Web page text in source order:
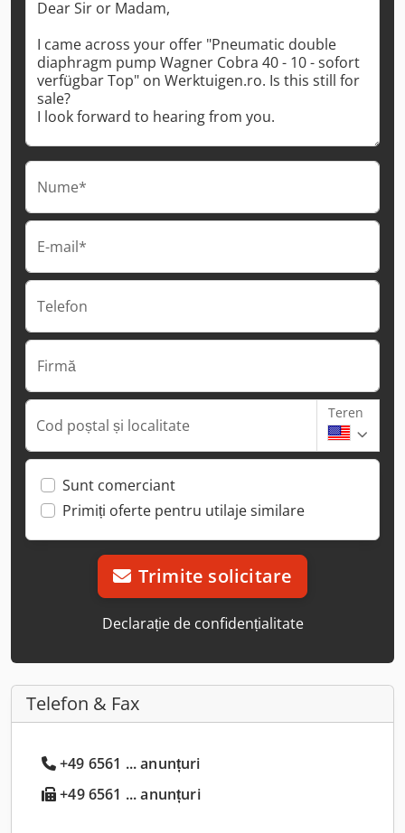
Nume*
E-mail*
Telefon
Firmă
Cod poștal și localitate
Teren
Sunt comerciant
Primiți oferte pentru utilaje similare
Trimite solicitare
Declarație de confidențialitate
Telefon & Fax
+49 6561 ... anunțuri
+49 6561 ... anunțuri